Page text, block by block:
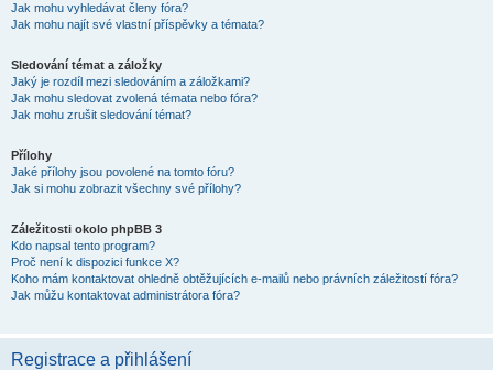
Jak mohu vyhledávat členy fóra?
Jak mohu najít své vlastní příspěvky a témata?
Sledování témat a záložky
Jaký je rozdíl mezi sledováním a záložkami?
Jak mohu sledovat zvolená témata nebo fóra?
Jak mohu zrušit sledování témat?
Přílohy
Jaké přílohy jsou povolené na tomto fóru?
Jak si mohu zobrazit všechny své přílohy?
Záležitosti okolo phpBB 3
Kdo napsal tento program?
Proč není k dispozici funkce X?
Koho mám kontaktovat ohledně obtěžujících e-mailů nebo právních záležitostí fóra?
Jak můžu kontaktovat administrátora fóra?
Registrace a přihlášení